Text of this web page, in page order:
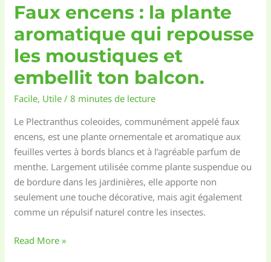
Faux encens : la plante
aromatique qui repousse
les moustiques et
embellit ton balcon.
Facile, Utile /8 minutes de lecture
Le Plectranthus coleoides, communément appelé faux
encens, est une plante ornementale et aromatique aux
feuilles vertes à bords blancs et à l’agréable parfum de
menthe. Largement utilisée comme plante suspendue ou
de bordure dans les jardinières, elle apporte non
seulement une touche décorative, mais agit également
comme un répulsif naturel contre les insectes.
Faux
Read More »